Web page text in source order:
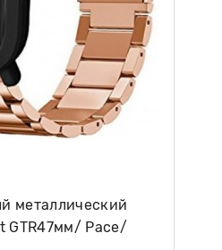
металлический
GTR47мм/ Pace/